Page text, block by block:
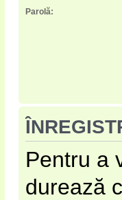
Parolă:
Pentru a
durează